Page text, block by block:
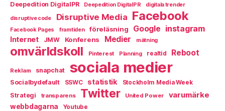
Deepedition DigitalPR Deepedition DigitalPR digitala trender
disruptive code Disruptive Media Facebook
Facebook Pages framtiden föreläsning Google instagram
Internet JMW Konferens Medier mätning
omvärldskoll Pinterest Planning realtid Reboot
Reklam snapchat sociala medier
Socialbydefault SSWC statistik Stockholm Media Week
Strategi transparens Twitter United Power varumärke
webbdagarna Youtube